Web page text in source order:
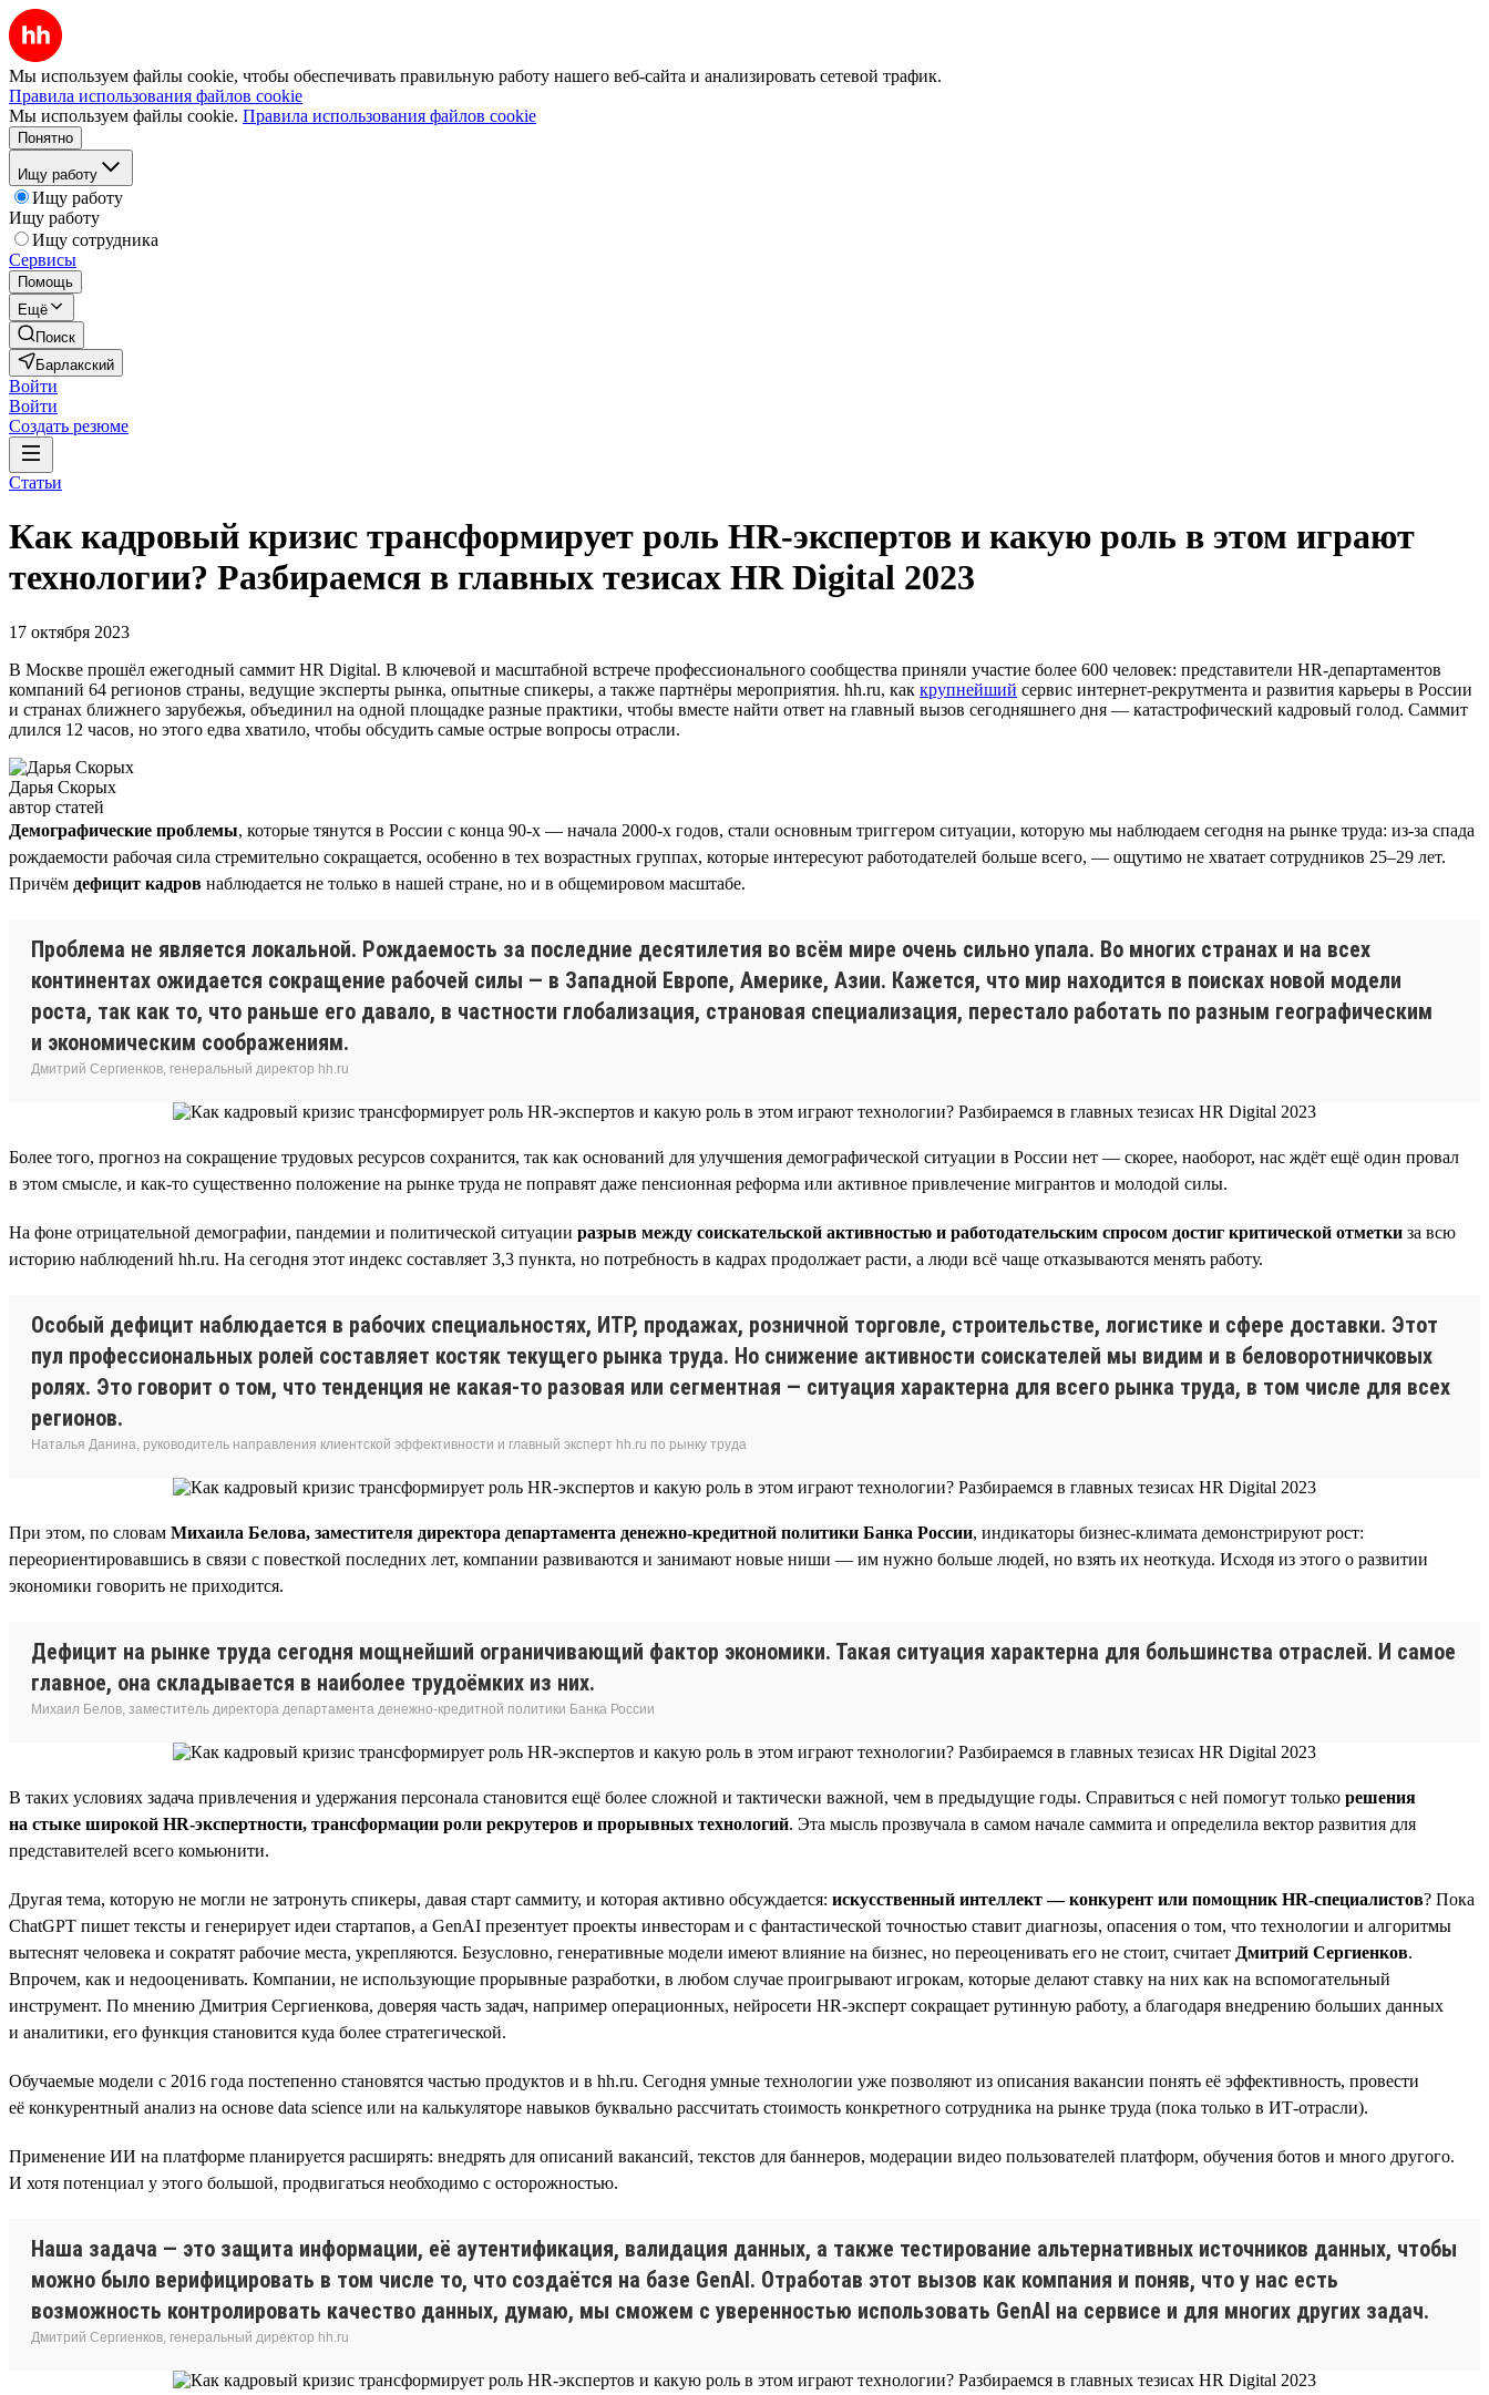
Мы используем файлы cookie, чтобы обеспечивать правильную работу нашего веб-сайта и анализировать сетевой трафик.
Правила использования файлов cookie
Мы используем файлы cookie. Правила использования файлов cookie
Понятно
Ищу работу
Ищу работу
Ищу работу
Ищу сотрудника
Сервисы
Помощь
Ещё
Поиск
Барлакский
Войти
Войти
Создать резюме
Статьи
Как кадровый кризис трансформирует роль HR-экспертов и какую роль в этом играют
технологии? Разбираемся в главных тезисах HR Digital 2023
17 октября 2023
В Москве прошёл ежегодный саммит HR Digital. В ключевой и масштабной встрече профессионального сообщества приняли участие более 600 человек: представители HR-департаментов
компаний 64 регионов страны, ведущие эксперты рынка, опытные спикеры, а также партнёры мероприятия. hh.ru, как крупнейший сервис интернет-рекрутмента и развития карьеры в России
и странах ближнего зарубежья, объединил на одной площадке разные практики, чтобы вместе найти ответ на главный вызов сегодняшнего дня — катастрофический кадровый голод. Саммит
длился 12 часов, но этого едва хватило, чтобы обсудить самые острые вопросы отрасли.
Дарья Скорых
автор статей
Демографические проблемы, которые тянутся в России с конца 90-х — начала 2000-х годов, стали основным триггером ситуации, которую мы наблюдаем сегодня на рынке труда: из-за спада
рождаемости рабочая сила стремительно сокращается, особенно в тех возрастных группах, которые интересуют работодателей больше всего, — ощутимо не хватает сотрудников 25–29 лет.
Причём дефицит кадров наблюдается не только в нашей стране, но и в общемировом масштабе.
Проблема не является локальной. Рождаемость за последние десятилетия во всём мире очень сильно упала. Во многих странах и на всех
континентах ожидается сокращение рабочей силы — в Западной Европе, Америке, Азии. Кажется, что мир находится в поисках новой модели
роста, так как то, что раньше его давало, в частности глобализация, страновая специализация, перестало работать по разным географическим
и экономическим соображениям.
Дмитрий Сергиенков, генеральный директор hh.ru
Более того, прогноз на сокращение трудовых ресурсов сохранится, так как оснований для улучшения демографической ситуации в России нет — скорее, наоборот, нас ждёт ещё один провал
в этом смысле, и как-то существенно положение на рынке труда не поправят даже пенсионная реформа или активное привлечение мигрантов и молодой силы.
На фоне отрицательной демографии, пандемии и политической ситуации разрыв между соискательской активностью и работодательским спросом достиг критической отметки за всю
историю наблюдений hh.ru. На сегодня этот индекс составляет 3,3 пункта, но потребность в кадрах продолжает расти, а люди всё чаще отказываются менять работу.
Особый дефицит наблюдается в рабочих специальностях, ИТР, продажах, розничной торговле, строительстве, логистике и сфере доставки. Этот
пул профессиональных ролей составляет костяк текущего рынка труда. Но снижение активности соискателей мы видим и в беловоротничковых
ролях. Это говорит о том, что тенденция не какая-то разовая или сегментная — ситуация характерна для всего рынка труда, в том числе для всех
регионов.
Наталья Данина, руководитель направления клиентской эффективности и главный эксперт hh.ru по рынку труда
При этом, по словам Михаила Белова, заместителя директора департамента денежно-кредитной политики Банка России, индикаторы бизнес-климата демонстрируют рост:
переориентировавшись в связи с повесткой последних лет, компании развиваются и занимают новые ниши — им нужно больше людей, но взять их неоткуда. Исходя из этого о развитии
экономики говорить не приходится.
Дефицит на рынке труда сегодня мощнейший ограничивающий фактор экономики. Такая ситуация характерна для большинства отраслей. И самое
главное, она складывается в наиболее трудоёмких из них.
Михаил Белов, заместитель директора департамента денежно-кредитной политики Банка России
В таких условиях задача привлечения и удержания персонала становится ещё более сложной и тактически важной, чем в предыдущие годы. Справиться с ней помогут только решения
на стыке широкой HR-экспертности, трансформации роли рекрутеров и прорывных технологий. Эта мысль прозвучала в самом начале саммита и определила вектор развития для
представителей всего комьюнити.
Другая тема, которую не могли не затронуть спикеры, давая старт саммиту, и которая активно обсуждается: искусственный интеллект — конкурент или помощник HR-специалистов? Пока
ChatGPT пишет тексты и генерирует идеи стартапов, а GenAI презентует проекты инвесторам и с фантастической точностью ставит диагнозы, опасения о том, что технологии и алгоритмы
вытеснят человека и сократят рабочие места, укрепляются. Безусловно, генеративные модели имеют влияние на бизнес, но переоценивать его не стоит, считает Дмитрий Сергиенков.
Впрочем, как и недооценивать. Компании, не использующие прорывные разработки, в любом случае проигрывают игрокам, которые делают ставку на них как на вспомогательный
инструмент. По мнению Дмитрия Сергиенкова, доверяя часть задач, например операционных, нейросети HR-эксперт сокращает рутинную работу, а благодаря внедрению больших данных
и аналитики, его функция становится куда более стратегической.
Обучаемые модели с 2016 года постепенно становятся частью продуктов и в hh.ru. Сегодня умные технологии уже позволяют из описания вакансии понять её эффективность, провести
её конкурентный анализ на основе data science или на калькуляторе навыков буквально рассчитать стоимость конкретного сотрудника на рынке труда (пока только в ИТ-отрасли).
Применение ИИ на платформе планируется расширять: внедрять для описаний вакансий, текстов для баннеров, модерации видео пользователей платформ, обучения ботов и много другого.
И хотя потенциал у этого большой, продвигаться необходимо с осторожностью.
Наша задача — это защита информации, её аутентификация, валидация данных, а также тестирование альтернативных источников данных, чтобы
можно было верифицировать в том числе то, что создаётся на базе GenAI. Отработав этот вызов как компания и поняв, что у нас есть
возможность контролировать качество данных, думаю, мы сможем с уверенностью использовать GenAI на сервисе и для многих других задач.
Дмитрий Сергиенков, генеральный директор hh.ru